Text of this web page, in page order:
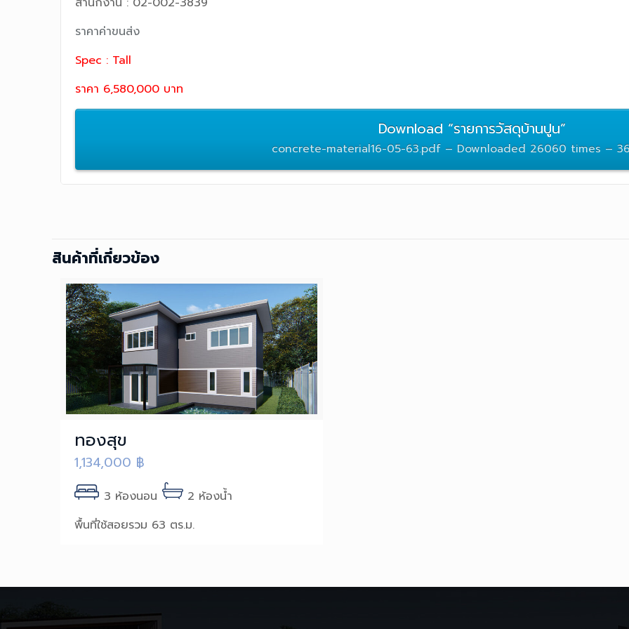
ราคาค่าขนส่ง
Spec : Tall
ราคา 6,580,000 บาท
Download “รายการวัสดุบ้านปูน”
concrete-material16-05-63.pdf – Downloaded 26060 times –
สินค้าที่เกี่ยวข้อง
ทองสุข
1,134,000 ฿
3 ห้องนอน
2 ห้องน้ำ
พื้นที่ใช้สอยรวม 63 ตร.ม.